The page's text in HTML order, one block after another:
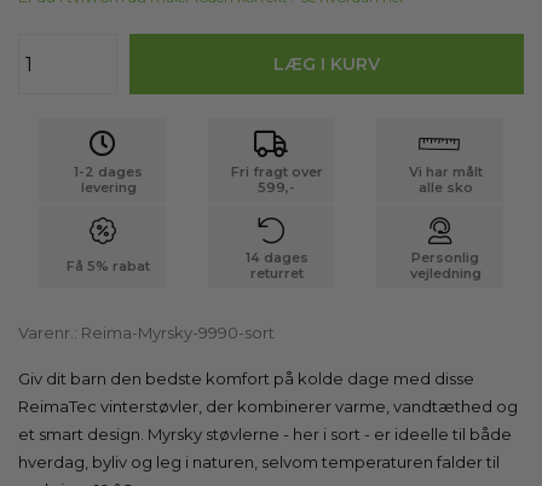
1-2 dages
levering
Fri fragt over
599,-
Vi har målt
alle sko
Få 5% rabat
14 dages
returret
Personlig
vejledning
Varenr.: Reima-Myrsky-9990-sort
Giv dit barn den bedste komfort på kolde dage med disse
ReimaTec vinterstøvler, der kombinerer varme, vandtæthed og
et smart design. Myrsky støvlerne - her i sort - er ideelle til både
hverdag, byliv og leg i naturen, selvom temperaturen falder til